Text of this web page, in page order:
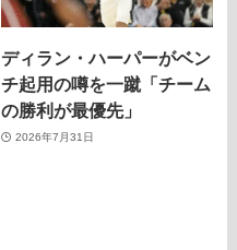
ディラン・ハーパーがベン
チ起用の噂を一蹴「チーム
の勝利が最優先」
2026年7月31日